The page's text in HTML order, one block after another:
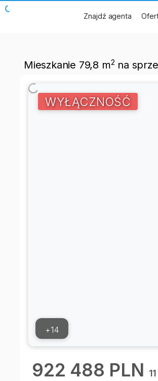
Znajdź agenta
Mieszkanie 79,8 m2 na
WYŁĄCZNOŚĆ
+14
922 488 PLN